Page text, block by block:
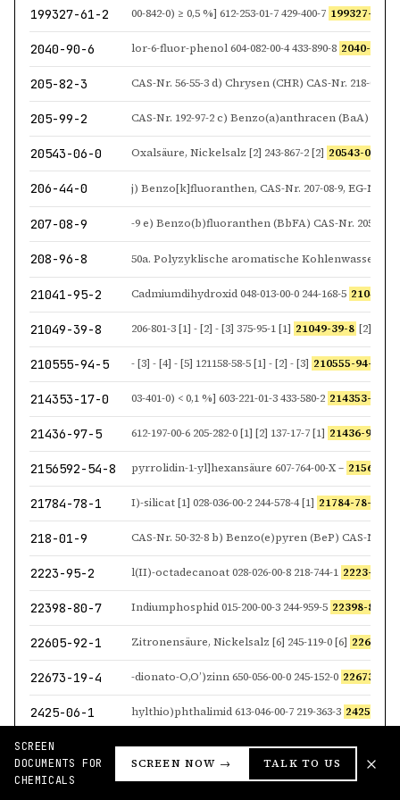
199327-61-2 00-842-0) ≥ 0,5 %] 612-253-01-7 429-400-7 199327-61-2
2040-90-6 lor-6-fluor-phenol 604-082-00-4 433-890-8 2040-90-6
205-82-3
205-99-2
20543-06-0 Oxalsäure, Nickelsalz [2] 243-867-2 [2] 20543-06-0
206-44-0
207-08-9
208-96-8
21041-95-2 Cadmiumdihydroxid 048-013-00-0 244-168-5 21041-
21049-39-8 206-801-3 [1] - [2] - [3] 375-95-1 [1] 21049-39-8 [2]
210555-94-5 - [3] - [4] - [5] 121158-58-5 [1] - [2] - [3] 210555-94-5
214353-17-0 03-401-0) < 0,1 %] 603-221-01-3 433-580-2 214353-17-0
21436-97-5 612-197-00-6 205-282-0 [1] [2] 137-17-7 [1] 21436-97-5
2156592-54-8 pyrrolidin-1-yl]hexansäure 607-764-00-X – 2156592-
21784-78-1 I)-silicat [1] 028-036-00-2 244-578-4 [1] 21784-78-1
218-01-9
2223-95-2 l(II)-octadecanoat 028-026-00-8 218-744-1 2223-95-2
22398-80-7 Indiumphosphid 015-200-00-3 244-959-5 22398-80-7
22605-92-1 Zitronensäure, Nickelsalz [6] 245-119-0 [6] 22605-
22673-19-4 -dionato-O,O’)zinn 650-056-00-0 245-152-0 22673-19-
2425-06-1 hylthio)phthalimid 613-046-00-7 219-363-3 2425-06-1
2451-62-9 3H,5H)-trion; TGIC 615-021-00-6 219-514-32451-62-9
24602-86-6 -tridecylmorpholin 613-020-00-5 246-347-324602-
SCREEN
DOCUMENTS FOR
CHEMICALS
SCREEN NOW → TALK TO US